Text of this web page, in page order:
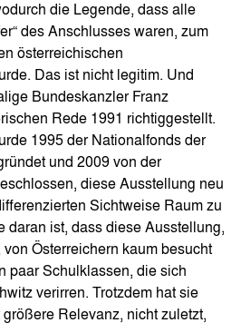
die Legende, dass alle
des Anschlusses waren, zum
österreichischen
Das ist nicht legitim. Und
Bundeskanzler Franz
Rede 1991 richtiggestellt.
1995 der Nationalfonds der
und 2009 von der
diese Ausstellung neu
Sichtweise Raum zu
daran ist, dass diese Ausstellung,
Österreichern kaum besucht
paar Schulklassen, die sich
verirren. Trotzdem hat sie
Relevanz, nicht zuletzt,